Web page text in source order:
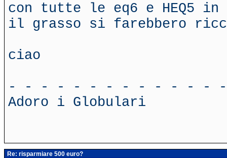
con tutte le eq6 e HEQ5
il grasso si farebbero
ciao
- - - - - - - - - - - - -
Adoro i Globulari
Re: risparmiare 500 euro?